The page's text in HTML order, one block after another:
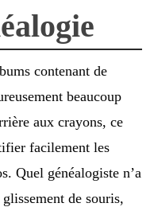
contenant de
beaucoup
aux crayons, ce
facilement les
Quel généalogiste n’a
de souris,